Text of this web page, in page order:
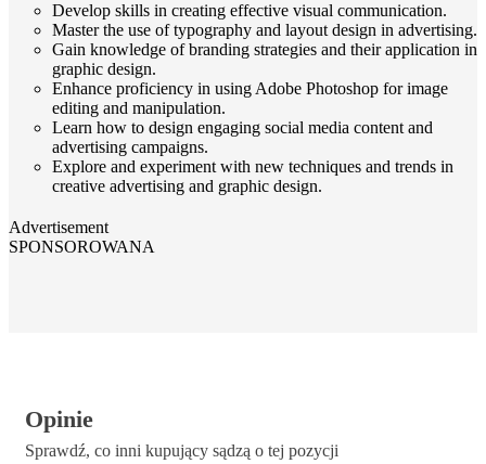
Develop skills in creating effective visual communication.
Master the use of typography and layout design in advertising.
Gain knowledge of branding strategies and their application in
graphic design.
Enhance proficiency in using Adobe Photoshop for image
editing and manipulation.
Learn how to design engaging social media content and
advertising campaigns.
Explore and experiment with new techniques and trends in
creative advertising and graphic design.
Advertisement
SPONSOROWANA
Opinie
Sprawdź, co inni kupujący sądzą o tej pozycji